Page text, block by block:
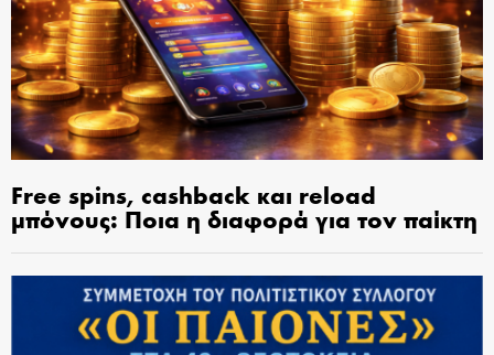
Free spins, cashback και reload
μπόνους: Ποια η διαφορά για τον παίκτη